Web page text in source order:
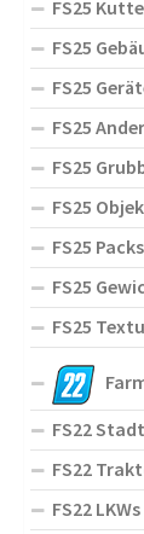
FS25
FS25
FS25
FS25
FS25
FS25
FS25 Packs
FS25
FS25
FS22
FS22
FS22 LKWs